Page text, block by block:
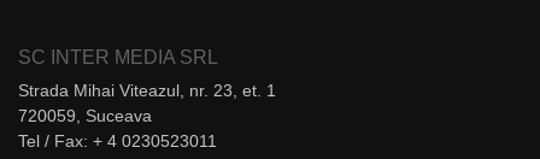
SC INTER MEDIA SRL
Strada Mihai Viteazul, nr. 23, et. 1
720059, Suceava
Tel / Fax: + 4 0230523011